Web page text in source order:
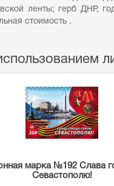
ленты; герб ДНР,
стоимость .
марка №192 Слава
Севастополю!